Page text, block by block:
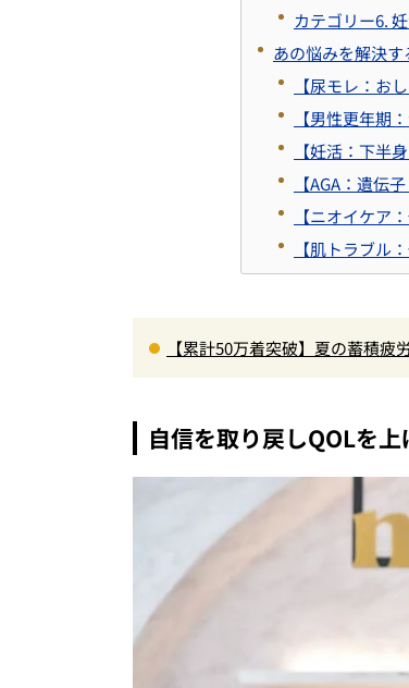
カテゴリー6.
あの悩みを解決
【尿モレ：お
【男性更年期
【妊活：下半
【AGA：遺伝
【ニオイケア
【肌トラブル
【累計50万着突破】夏の蓄積
自信を取り戻しQOLを